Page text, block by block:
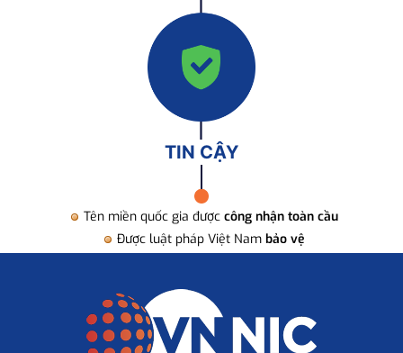
TIN CẬY
Tên miền quốc gia được công nhận toàn cầu
Được luật pháp Việt Nam bảo vệ